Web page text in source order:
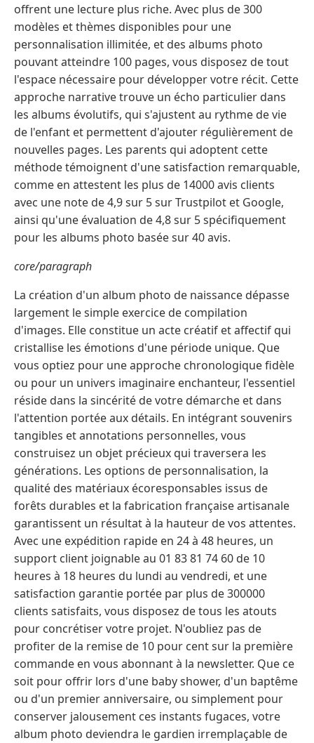
offrent une lecture plus riche. Avec plus de 300
modèles et thèmes disponibles pour une
personnalisation illimitée, et des albums photo
pouvant atteindre 100 pages, vous disposez de tout
l'espace nécessaire pour développer votre récit. Cette
approche narrative trouve un écho particulier dans
les albums évolutifs, qui s'ajustent au rythme de vie
de l'enfant et permettent d'ajouter régulièrement de
nouvelles pages. Les parents qui adoptent cette
méthode témoignent d'une satisfaction remarquable,
comme en attestent les plus de 14000 avis clients
avec une note de 4,9 sur 5 sur Trustpilot et Google,
ainsi qu'une évaluation de 4,8 sur 5 spécifiquement
pour les albums photo basée sur 40 avis.
core/paragraph
La création d'un album photo de naissance dépasse
largement le simple exercice de compilation
d'images. Elle constitue un acte créatif et affectif qui
cristallise les émotions d'une période unique. Que
vous optiez pour une approche chronologique fidèle
ou pour un univers imaginaire enchanteur, l'essentiel
réside dans la sincérité de votre démarche et dans
l'attention portée aux détails. En intégrant souvenirs
tangibles et annotations personnelles, vous
construisez un objet précieux qui traversera les
générations. Les options de personnalisation, la
qualité des matériaux écoresponsables issus de
forêts durables et la fabrication française artisanale
garantissent un résultat à la hauteur de vos attentes.
Avec une expédition rapide en 24 à 48 heures, un
support client joignable au 01 83 81 74 60 de 10
heures à 18 heures du lundi au vendredi, et une
satisfaction garantie portée par plus de 300000
clients satisfaits, vous disposez de tous les atouts
pour concrétiser votre projet. N'oubliez pas de
profiter de la remise de 10 pour cent sur la première
commande en vous abonnant à la newsletter. Que ce
soit pour offrir lors d'une baby shower, d'un baptême
ou d'un premier anniversaire, ou simplement pour
conserver jalousement ces instants fugaces, votre
album photo deviendra le gardien irremplaçable de